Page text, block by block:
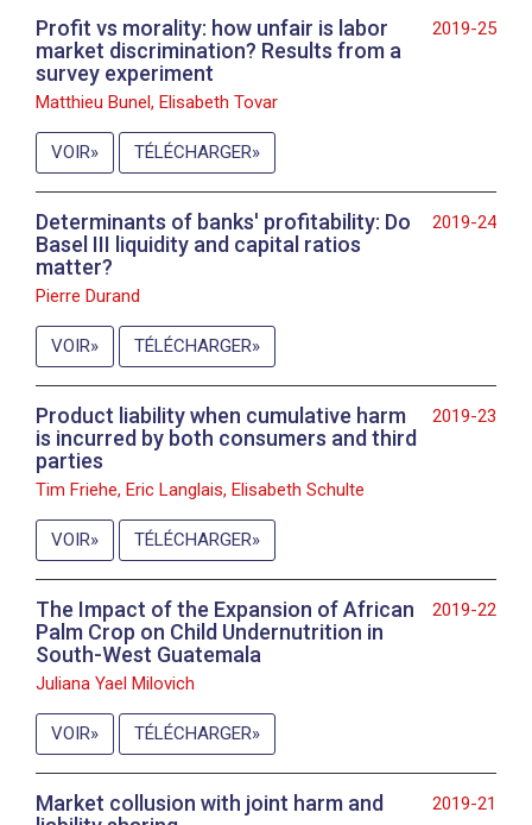
2019-25
Profit vs morality: how unfair is labor
market discrimination? Results from a
survey experiment
Matthieu Bunel, Elisabeth Tovar
VOIR TÉLÉCHARGER
2019-24
Determinants of banks' profitability: Do
Basel III liquidity and capital ratios
matter?
Pierre Durand
VOIR TÉLÉCHARGER
2019-23
Product liability when cumulative harm
is incurred by both consumers and third
parties
Tim Friehe, Eric Langlais, Elisabeth Schulte
VOIR TÉLÉCHARGER
2019-22
The Impact of the Expansion of African
Palm Crop on Child Undernutrition in
South-West Guatemala
Juliana Yael Milovich
VOIR TÉLÉCHARGER
2019-21
Market collusion with joint harm and